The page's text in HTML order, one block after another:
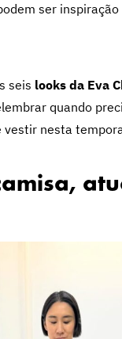
ser
seis looks da Eva
quando
vestir nesta